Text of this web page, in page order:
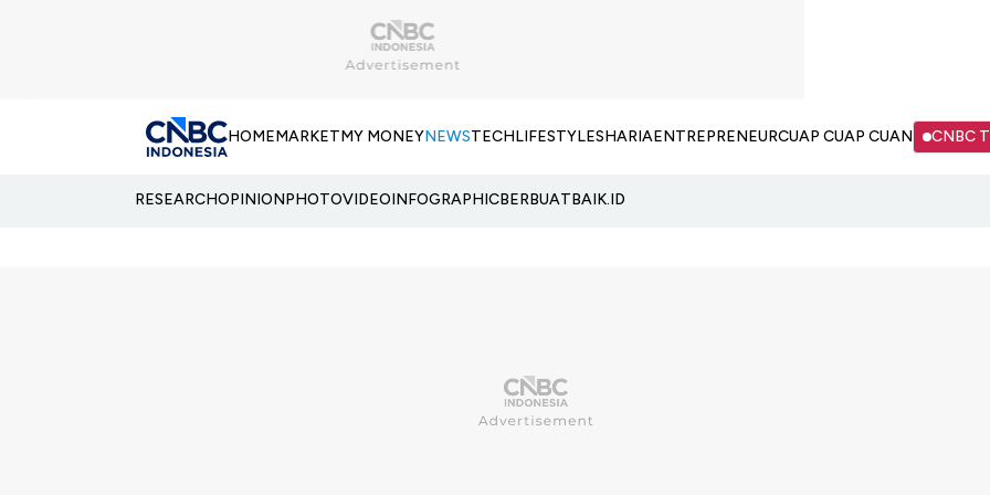
HOMEMARKETMY MONEYNEWSTECHLIFESTYLESHARIAENTREPRENEURCUAP CUAP CUAN CNBC
RESEARCHOPINIONPHOTOVIDEOINFOGRAPHICBERBUATBAIK.ID